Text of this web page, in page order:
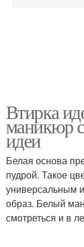
Втирка
маникюр
идеи
Белая основа
пудрой. Такое
универсальным
образ. Белый
смотреться и в